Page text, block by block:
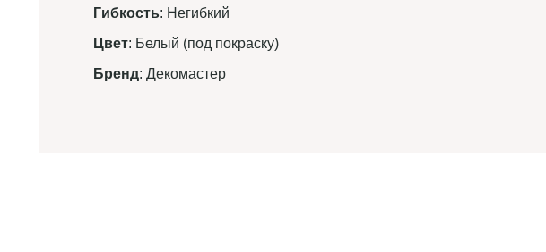
Гибкость: Негибкий
Цвет: Белый (под покраску)
Бренд: Декомастер